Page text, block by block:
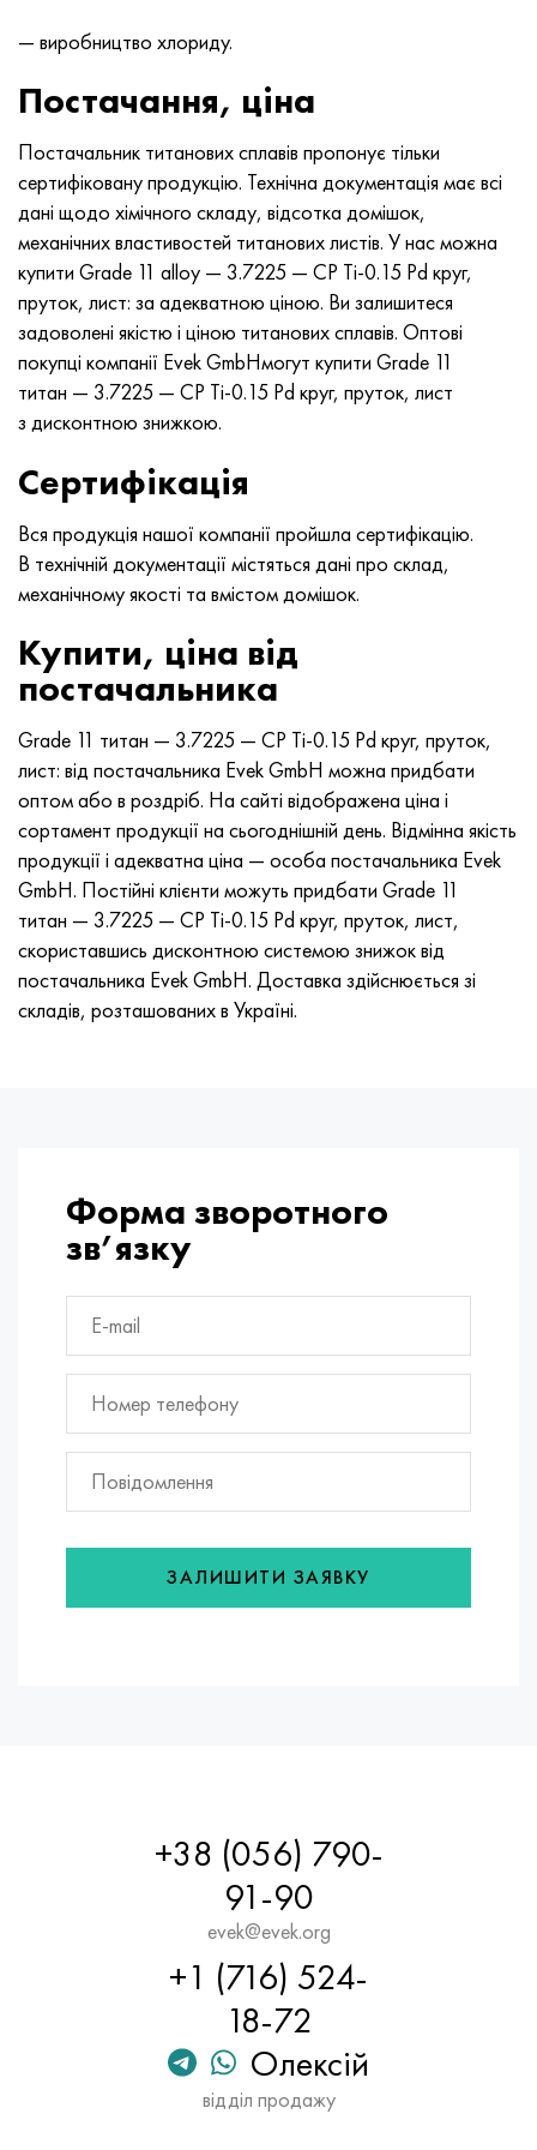
— виробництво хлориду.
Постачання, ціна
Постачальник титанових сплавів пропонує тільки
сертифіковану продукцію. Технічна документація має всі
дані щодо хімічного складу, відсотка домішок,
механічних властивостей титанових листів. У нас можна
купити Grade 11 alloy — 3.7225 — CP Ti-0.15 Pd круг,
пруток, лист: за адекватною ціною. Ви залишитеся
задоволені якістю і ціною титанових сплавів. Оптові
покупці компанії Evek GmbHмогут купити Grade 11
титан — 3.7225 — CP Ti-0.15 Pd круг, пруток, лист
з дисконтною знижкою.
Сертифікація
Вся продукція нашої компанії пройшла сертифікацію.
В технічній документації містяться дані про склад,
механічному якості та вмістом домішок.
Купити, ціна від
постачальника
Grade 11 титан — 3.7225 — CP Ti-0.15 Pd круг, пруток,
лист: від постачальника Evek GmbH можна придбати
оптом або в роздріб. На сайті відображена ціна і
сортамент продукції на сьогоднішній день. Відмінна якість
продукції і адекватна ціна — особа постачальника Evek
GmbH. Постійні клієнти можуть придбати Grade 11
титан — 3.7225 — CP Ti-0.15 Pd круг, пруток, лист,
скориставшись дисконтною системою знижок від
постачальника Evek GmbH. Доставка здійснюється зі
складів, розташованих в Україні.
Форма зворотного
зв’язку
ЗАЛИШИТИ ЗАЯВКУ
+38 (056) 790-
91-90
evek@evek.org
+1 (716) 524-
18-72
Олексій
відділ продажу
Хайнс 188
Haynes 230
Хастеллой b2
Хастеллой b3
Хастеллой c4
Хастеллой c22
Хастеллой C-276
Хастеллой C2000
Хастеллой 3
Хастеллой x
Удимет 500
Удимет 720
Greek Ascoloy 418
Труба корозійно-стійка
90Х18МФ
95Х18
38ХС, 37hs
38ХА, 37Cr4, aisi 5135
38ХН3МФА, 35nicrmov12-5
40Г, 40Mn4, aisi 1035
38ХМ, 42CrMo4, aisi 1.7225
40ХН, 36NiCr6, aisi 3135
40ХФА, 1.7223, aisi 4142
45Х, 45h, 1.7035
45ХН2МФА, k2425, 45hnmf
А40Г, 44smn28, 1.0762, 46s20